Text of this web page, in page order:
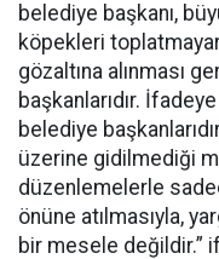
belediye başkanı,
köpekleri
gözaltına alınması
başkanlarıdır.
belediye
üzerine gidilmediği
düzenlemelerle
önüne atılmasıyla,
bir mesele değildir.”